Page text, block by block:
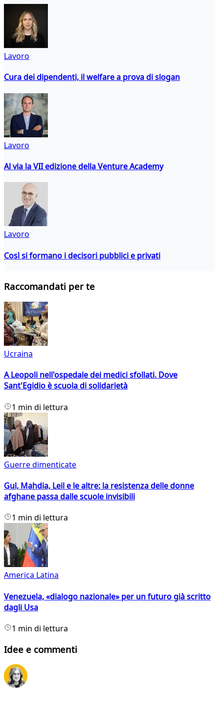
Lavoro
Cura dei dipendenti, il welfare a prova di slogan
Lavoro
Al via la VII edizione della Venture Academy
Lavoro
Così si formano i decisori pubblici e privati
Raccomandati per te
Ucraina
A Leopoli nell'ospedale dei medici sfollati. Dove
Sant'Egidio è scuola di solidarietà
1 min di lettura
Guerre dimenticate
Gul, Mahdia, Leil e le altre: la resistenza delle donne
afghane passa dalle scuole invisibili
1 min di lettura
America Latina
Venezuela, «dialogo nazionale» per un futuro già scritto
dagli Usa
1 min di lettura
Idee e commenti